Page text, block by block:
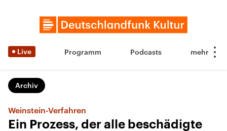
Live Programm Podcasts
Archiv
Weinstein-Verfahren
Ein Prozess, der alle beschädigte